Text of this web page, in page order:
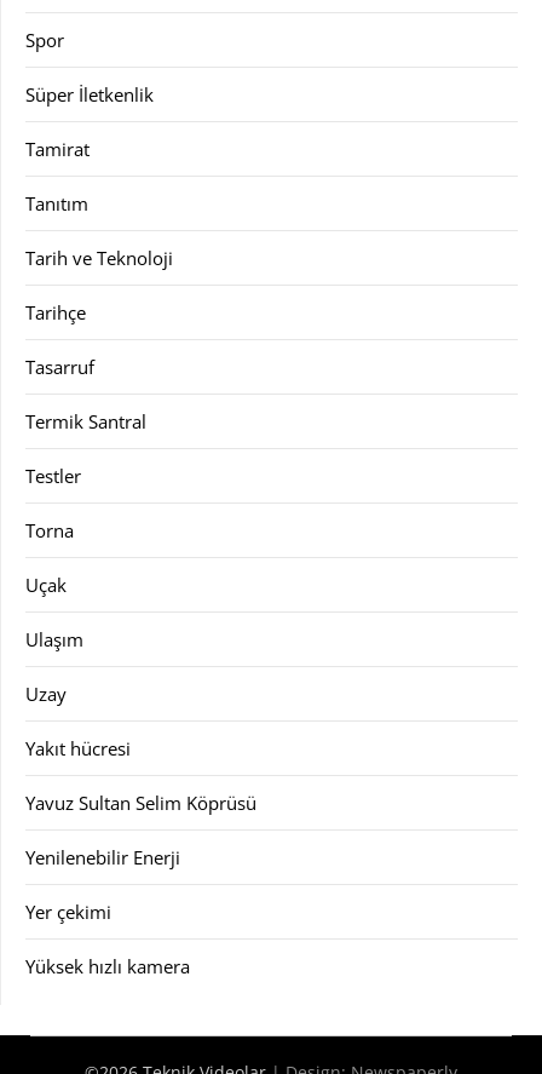
Spor
Süper İletkenlik
Tamirat
Tanıtım
Tarih ve Teknoloji
Tarihçe
Tasarruf
Termik Santral
Testler
Torna
Uçak
Ulaşım
Uzay
Yakıt hücresi
Yavuz Sultan Selim Köprüsü
Yenilenebilir Enerji
Yer çekimi
Yüksek hızlı kamera